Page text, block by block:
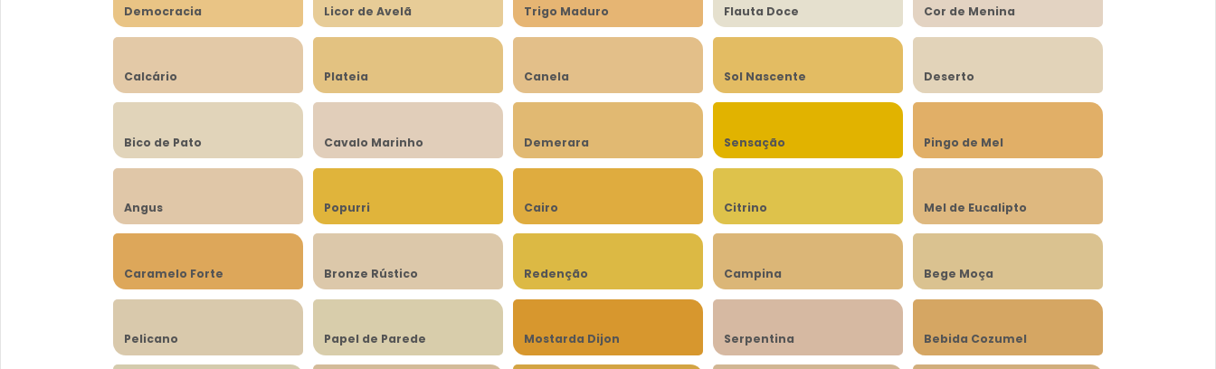
Democracia Licor de Avelã Trigo Maduro Flauta Doce Cor de Menina
Calcário Plateia Canela Sol Nascente Deserto
Bico de Pato Cavalo Marinho Demerara Sensação Pingo de Mel
Angus Popurri Cairo Citrino Mel de Eucalipto
Caramelo Forte Bronze Rústico Redenção Campina Bege Moça
Pelicano Papel de Parede Mostarda Dijon Serpentina Bebida Cozumel